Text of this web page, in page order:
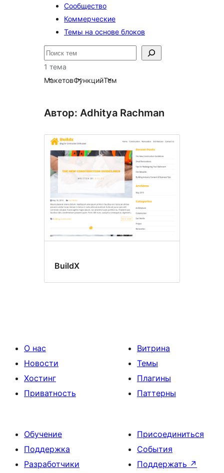
Сообщество
Коммерческие
Темы на основе блоков
Поиск
1 тема
МакетовФункцийТем
Автор: Adhitya Rachman
BuildX
О нас
Новости
Хостинг
Приватность
Витрина
Темы
Плагины
Паттерны
Обучение
Поддержка
Разработчики
Присоединиться
События
Поддержать ↗